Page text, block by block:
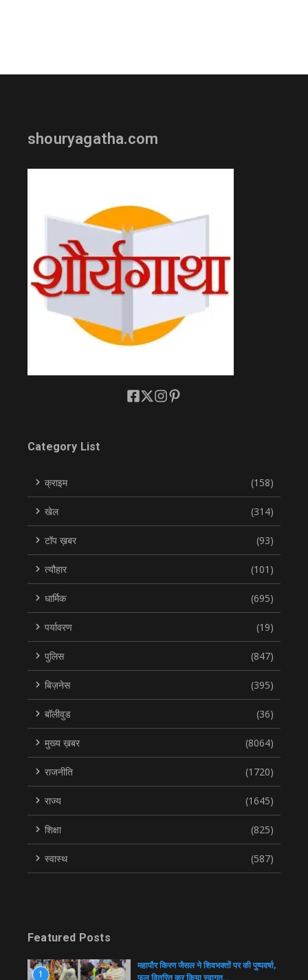
shouryagatha.com
Category List
क्राइम (158)
खेल (314)
टॉप ख़बर (93)
त्यौहार (101)
धार्मिक (695)
पर्यावरण (19)
पुलिस (847)
बिज़नेस (395)
बॉलीवुड (36)
मुख्य ख़बर (8064)
राजनीति (1720)
राज्य (1645)
शिक्षा (825)
स्वास्थ (587)
Featured Posts
1
महापौर किरण जैसल ने शिवभक्तों पर की पुष्पवर्षा,
फल वितरित कर किया स्वागत…